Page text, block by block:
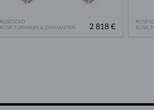
ROSÉGOLD
ROSA TURMALIN & DIAMANTEN
2 818 €
ROSA